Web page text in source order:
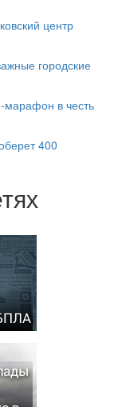
центр
городские
в честь
400